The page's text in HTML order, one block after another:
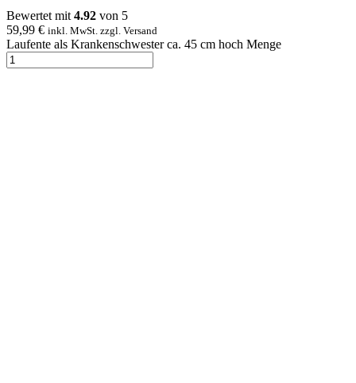
Bewertet mit 4.92 von 5
59,99 € inkl. MwSt. zzgl. Versand
Laufente als Krankenschwester ca. 45 cm hoch Menge